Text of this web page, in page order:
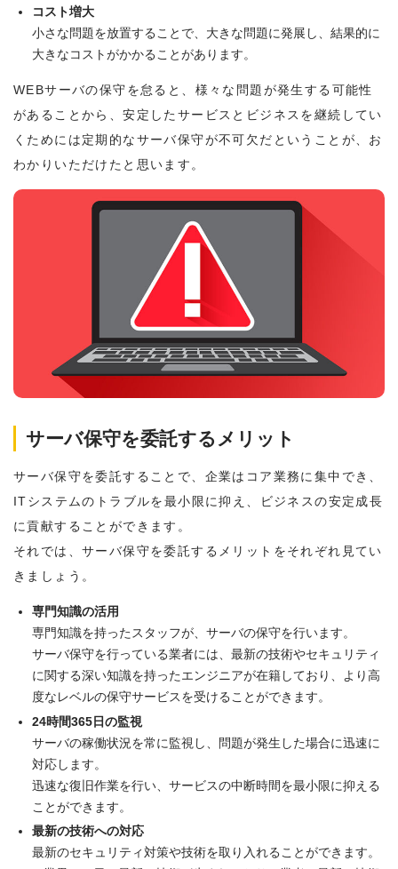
コスト増大
小さな問題を放置することで、大きな問題に発展し、結果的に
大きなコストがかかることがあります。
WEBサーバの保守を怠ると、様々な問題が発生する可能性
があることから、安定したサービスとビジネスを継続してい
くためには定期的なサーバ保守が不可欠だということが、お
わかりいただけたと思います。
サーバ保守を委託するメリット
サーバ保守を委託することで、企業はコア業務に集中でき、
ITシステムのトラブルを最小限に抑え、ビジネスの安定成長
に貢献することができます。
それでは、サーバ保守を委託するメリットをそれぞれ見てい
きましょう。
専門知識の活用
専門知識を持ったスタッフが、サーバの保守を行います。
サーバ保守を行っている業者には、最新の技術やセキュリティ
に関する深い知識を持ったエンジニアが在籍しており、より高
度なレベルの保守サービスを受けることができます。
24時間365日の監視
サーバの稼働状況を常に監視し、問題が発生した場合に迅速に
対応します。
迅速な復旧作業を行い、サービスの中断時間を最小限に抑える
ことができます。
最新の技術への対応
最新のセキュリティ対策や技術を取り入れることができます。